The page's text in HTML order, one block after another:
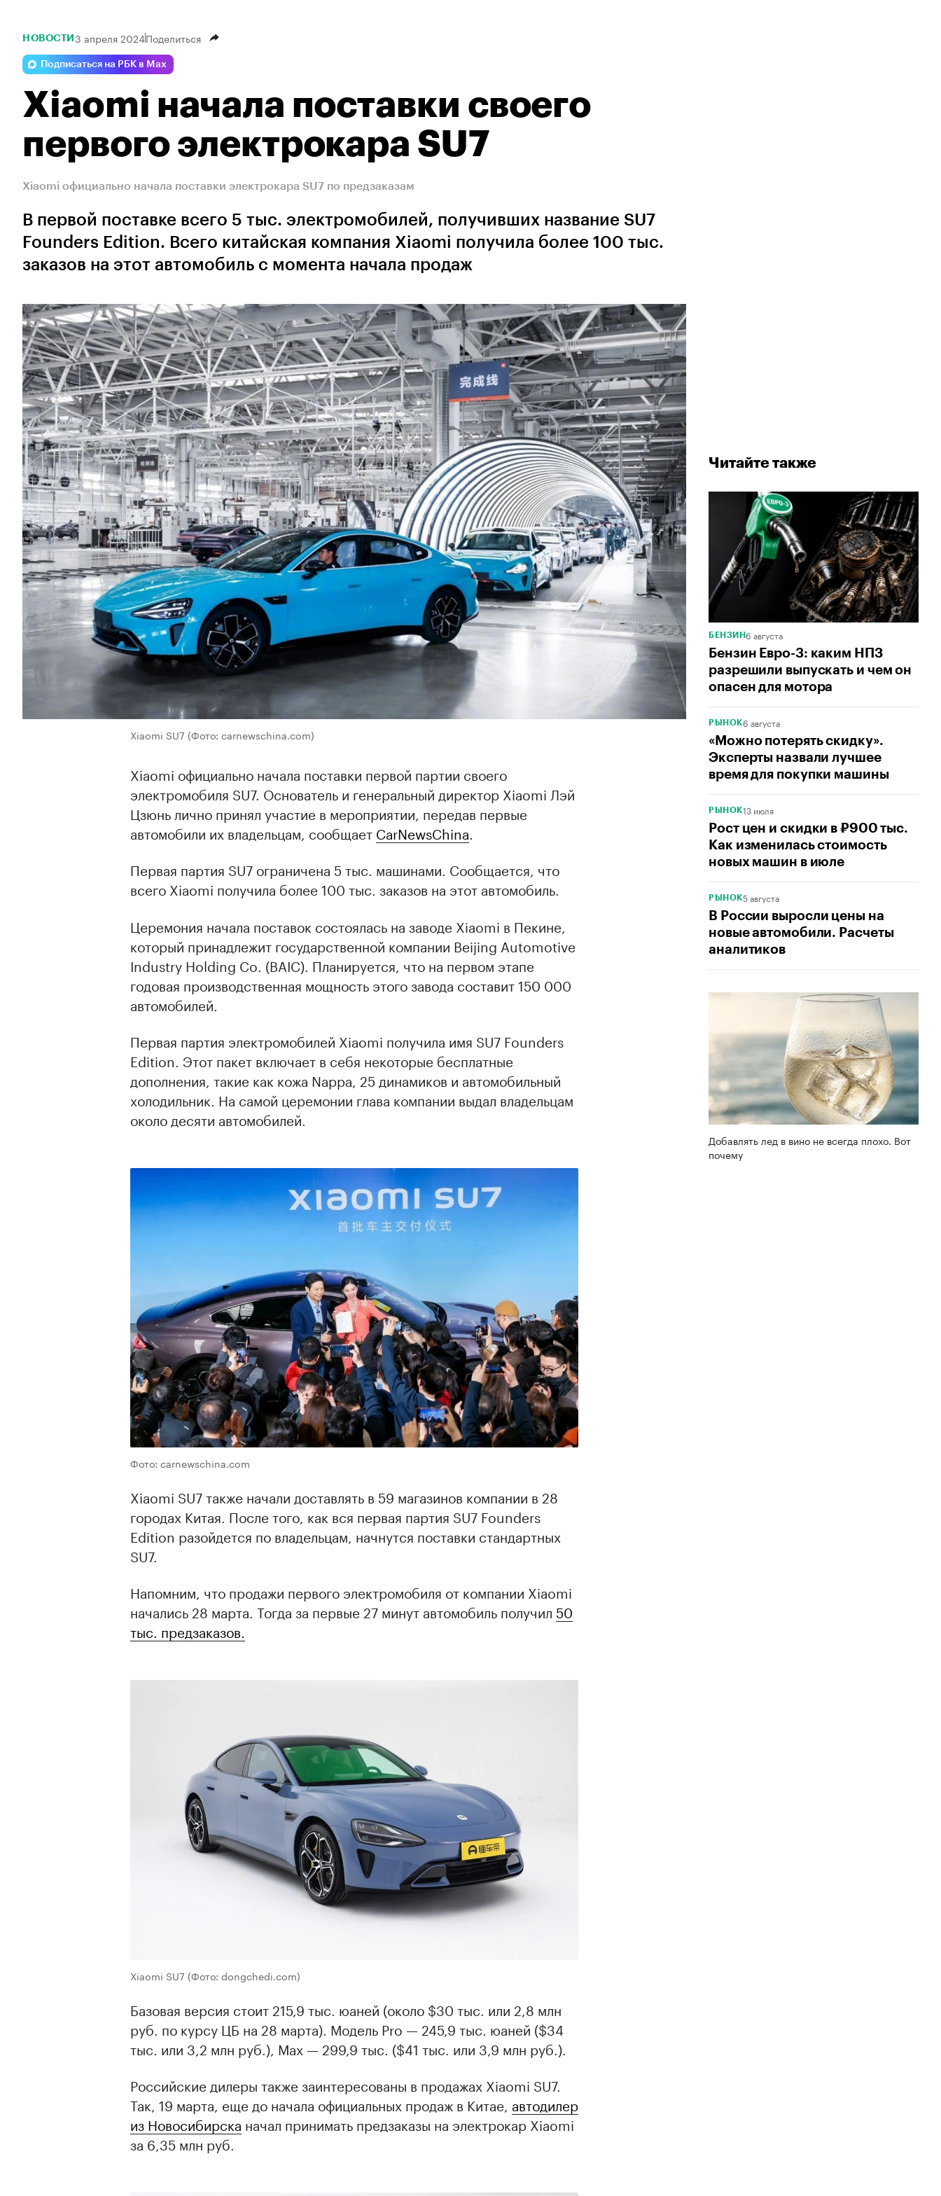
Читайте также
БЕНЗИН6 августа
Бензин Евро-3: каким НПЗ
разрешили выпускать и чем он
опасен для мотора
РЫНОК6 августа
«Можно потерять скидку».
Эксперты назвали лучшее
время для покупки машины
РЫНОК13 июля
Рост цен и скидки в ₽900 тыс.
Как изменилась стоимость
новых машин в июле
РЫНОК5 августа
В России выросли цены на
новые автомобили. Расчеты
аналитиков
Добавлять лед в вино не всегда плохо. Вот
почему
НОВОСТИ 3 апреля 2024Поделиться
Подписаться на РБК в Max
Xiaomi начала поставки своего
первого электрокара SU7
Xiaomi официально начала поставки электрокара SU7 по предзаказам
В первой поставке всего 5 тыс. электромобилей, получивших название SU7
Founders Edition. Всего китайская компания Xiaomi получила более 100 тыс.
заказов на этот автомобиль с момента начала продаж
Xiaomi SU7 (Фото: carnewschina.com)
Xiaomi официально начала поставки первой партии своего
электромобиля SU7. Основатель и генеральный директор Xiaomi Лэй
Цзюнь лично принял участие в мероприятии, передав первые
автомобили их владельцам, сообщает CarNewsChina
Первая партия SU7 ограничена 5 тыс. машинами. Сообщается, что
всего Xiaomi получила более 100 тыс. заказов на этот автомобиль.
Церемония начала поставок состоялась на заводе Xiaomi в Пекине,
который принадлежит государственной компании Beijing Automotive
Industry Holding Co. (BAIC). Планируется, что на первом этапе
годовая производственная мощность этого завода составит 150 000
автомобилей.
Первая партия электромобилей Xiaomi получила имя SU7 Founders
Edition. Этот пакет включает в себя некоторые бесплатные
дополнения, такие как кожа Nappa, 25 динамиков и автомобильный
холодильник. На самой церемонии глава компании выдал владельцам
около десяти автомобилей.
Фото: carnewschina.com
Xiaomi SU7 также начали доставлять в 59 магазинов компании в 28
городах Китая. После того, как вся первая партия SU7 Founders
Edition разойдется по владельцам, начнутся поставки стандартных
SU7.
Напомним, что продажи первого электромобиля от компании Xiaomi
начались 28 марта. Тогда за первые 27 минут автомобиль получил 50
тыс. предзаказов.
Xiaomi SU7 (Фото: dongchedi.com)
Базовая версия стоит 215,9 тыс. юаней (около $30 тыс. или 2,8 млн
руб. по курсу ЦБ на 28 марта). Модель Pro — 245,9 тыс. юаней ($34
тыс. или 3,2 млн руб.), Max — 299,9 тыс. ($41 тыс. или 3,9 млн руб.).
Российские дилеры также заинтересованы в продажах Xiaomi SU7.
Так, 19 марта, еще до начала официальных продаж в Китае, автодилер
из Новосибирска начал принимать предзаказы на электрокар Xiaomi
за 6,35 млн руб.